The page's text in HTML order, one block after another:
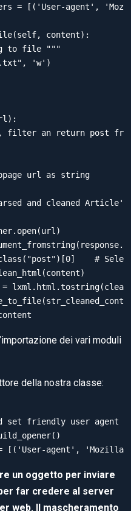
= [('User-agent',
content):
to file """
'w')
filter an return post
url as string
and cleaned Article's
#
dei vari moduli
della nostra classe:
set friendly user agent
un oggetto per inviare
far credere al server
web. Il mascheramento